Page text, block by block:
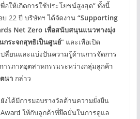
อให้เกิดการใช้ประโยชน์สูงสุด” ทั้งนี้
บ 22 ปี บริษัทฯ ได้จัดงาน“Supporting
Net Zero เพื่อสนับสนุนแนวทางมุ่ง
กระจกสุทธิเป็นศูนย์”และเพื่อเปิด
ลี่ยนและแบ่งปันความรู้ด้านการจัดการ
ารภาคอุตสาหกรรมระหว่างกลุ่มลูกค้า
นา กล่าว
งได้มีการมอบรางวัลด้านความยั่งยืน
ให้กับลูกค้าที่ยึดมั่นในการดูแล